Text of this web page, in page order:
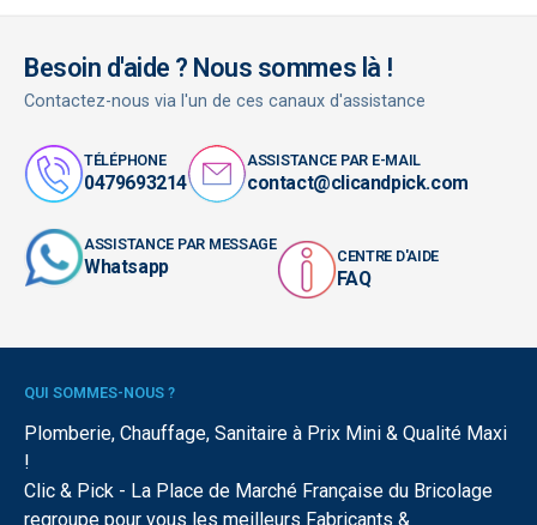
Besoin d'aide ? Nous sommes là !
Contactez-nous via l'un de ces canaux d'assistance
TÉLÉPHONE
0479693214
ASSISTANCE PAR E-MAIL
contact@clicandpick.com
ASSISTANCE PAR MESSAGE
Whatsapp CENTRE D'AIDE
FAQ
QUI SOMMES-NOUS ?
Plomberie, Chauffage, Sanitaire à Prix Mini & Qualité Maxi
!
Clic & Pick - La Place de Marché Française du Bricolage
regroupe pour vous les meilleurs Fabricants &